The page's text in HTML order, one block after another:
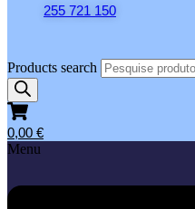
255 721 150
Products search
0,00 €
Menu